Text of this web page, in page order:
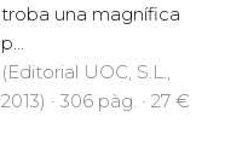
troba una magnífica
p...
(Editorial UOC, S.L.,
2013) · 306 pàg. · 27 €